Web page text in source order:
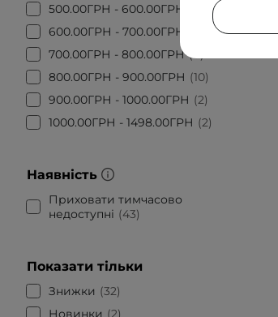
500.00ГРН - 600.00ГРН
600.00ГРН - 700.00ГРН
700.00ГРН - 800.00ГРН 8
800.00ГРН - 900.00ГРН
10
900.00ГРН - 1000.00ГРН
2
1000.00ГРН - 1498.00ГРН
2
Наявність
Приховати тимчасово
недоступні
43
Показати тільки
Знижки
32
Новинки
2